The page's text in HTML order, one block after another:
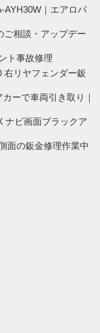
AYH30W｜エアロパ
ご相談・アップデー
ト事故修理
右リヤフェンダー鈑
ーで車両引き取り｜
ナビ画面ブラックア
面の鈑金修理作業中